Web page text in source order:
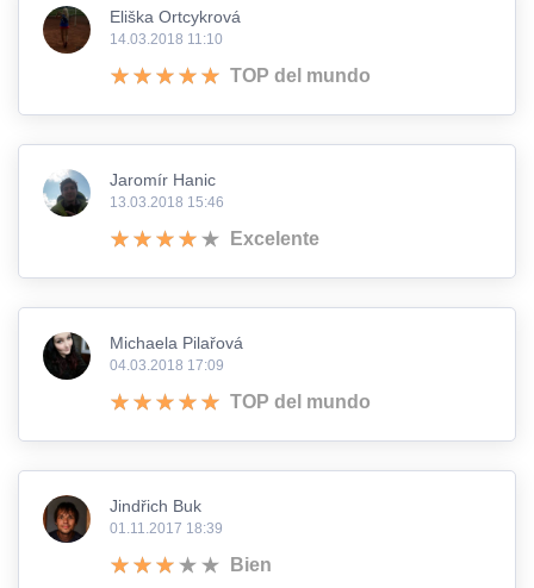
Eliška Ortcykrová
14.03.2018 11:10
TOP del mundo
Jaromír Hanic
13.03.2018 15:46
Excelente
Michaela Pilařová
04.03.2018 17:09
TOP del mundo
Jindřich Buk
01.11.2017 18:39
Bien